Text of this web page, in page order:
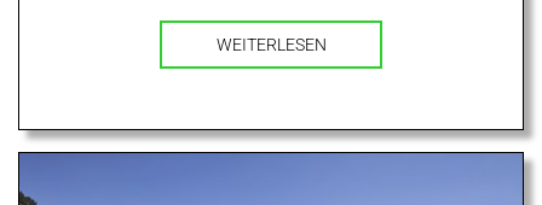
WEITERLESEN